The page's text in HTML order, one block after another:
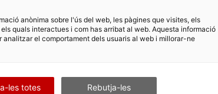
anònima sobre l'ús del web, les pàgines que visites, els
quals interactues i com has arribat al web. Aquesta informació
analitzar el comportament dels usuaris al web i millorar-ne
les totes Rebutja-les